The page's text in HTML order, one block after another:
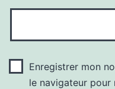
Enregistrer mon
le navigateur pour